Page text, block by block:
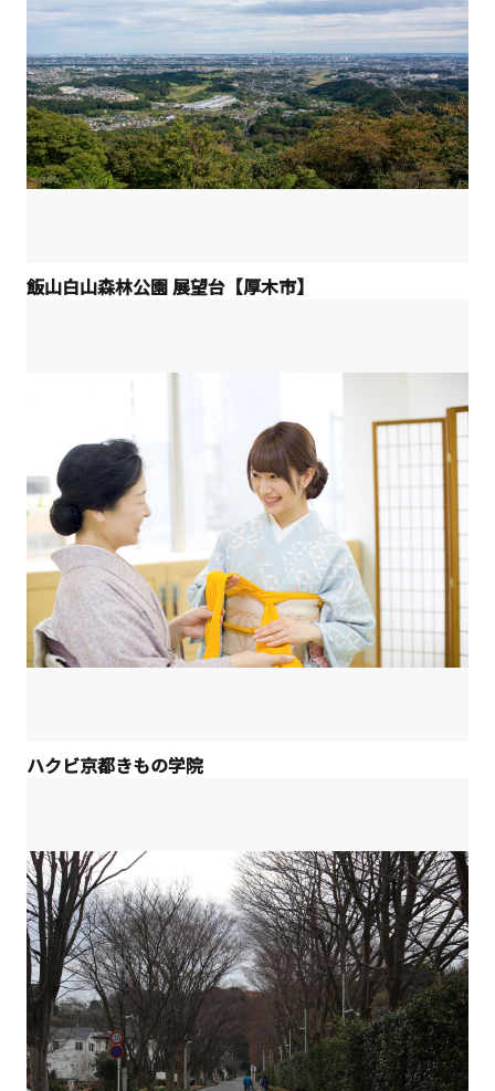
飯山白山森林公園 展望台【厚木市】
ハクビ京都きもの学院